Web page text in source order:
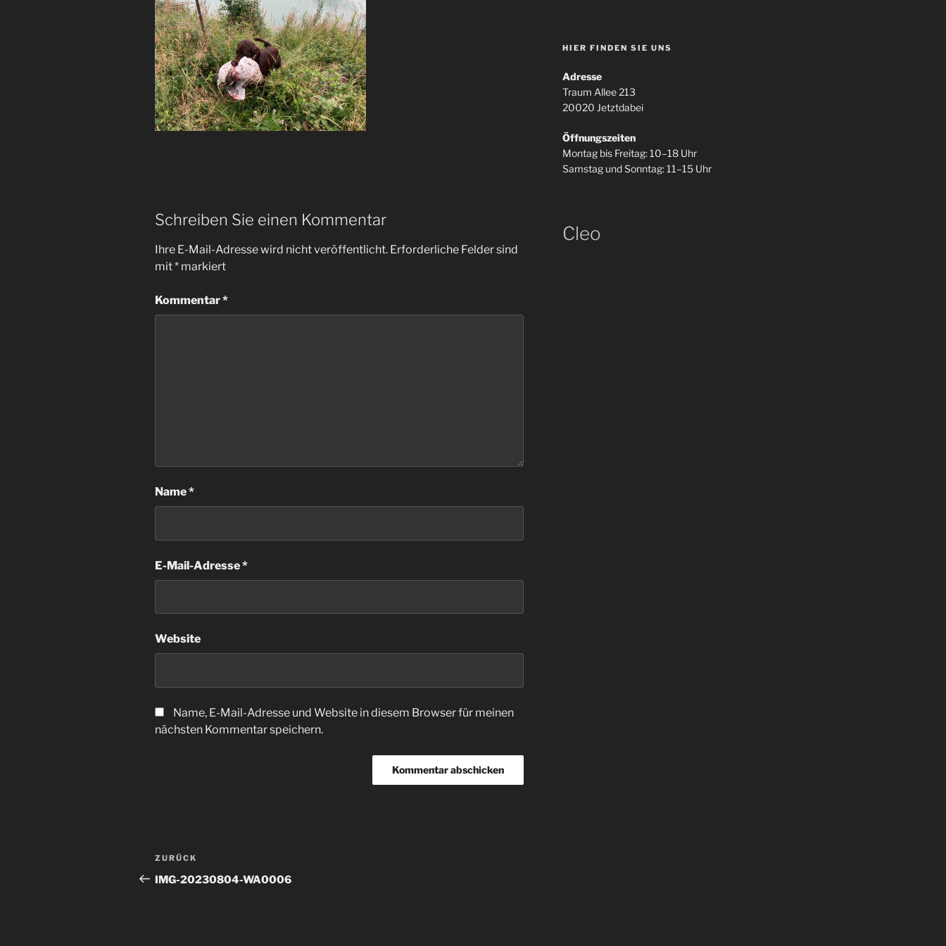
Schreiben Sie einen Kommentar
Ihre E-Mail-Adresse wird nicht veröffentlicht. Erforderliche Felder sind
mit* markiert
Kommentar*
Name*
E-Mail-Adresse*
Website
Name, E-Mail-Adresse und Website in diesem Browser für meinen
nächsten Kommentar speichern.
Beitragsnavigation
Vorheriger
Beitrag
ZURÜCK
IMG-20230804-WA0006
HIER FINDEN SIE UNS
Adresse
Traum Allee 213
20020 Jetztdabei
Öffnungszeiten
Montag bis Freitag: 10–18 Uhr
Samstag und Sonntag: 11–15 Uhr
Cleo